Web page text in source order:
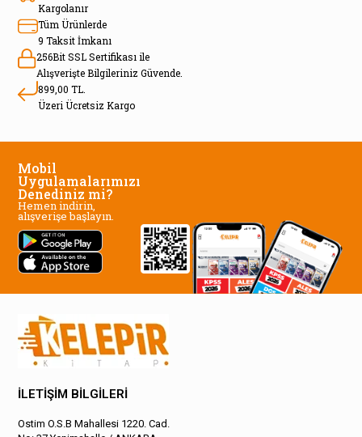
Kargolanır
Tüm Ürünlerde
9 Taksit İmkanı
256Bit SSL Sertifikası ile
Alışverişte Bilgileriniz Güvende.
899,00 TL.
Üzeri Ücretsiz Kargo
Mobil
Uygulamalarımızı
Denediniz mi?
Hemen indirin,
alışverişe başlayın.
İLETİŞİM BİLGİLERİ
Ostim O.S.B Mahallesi 1220. Cad.